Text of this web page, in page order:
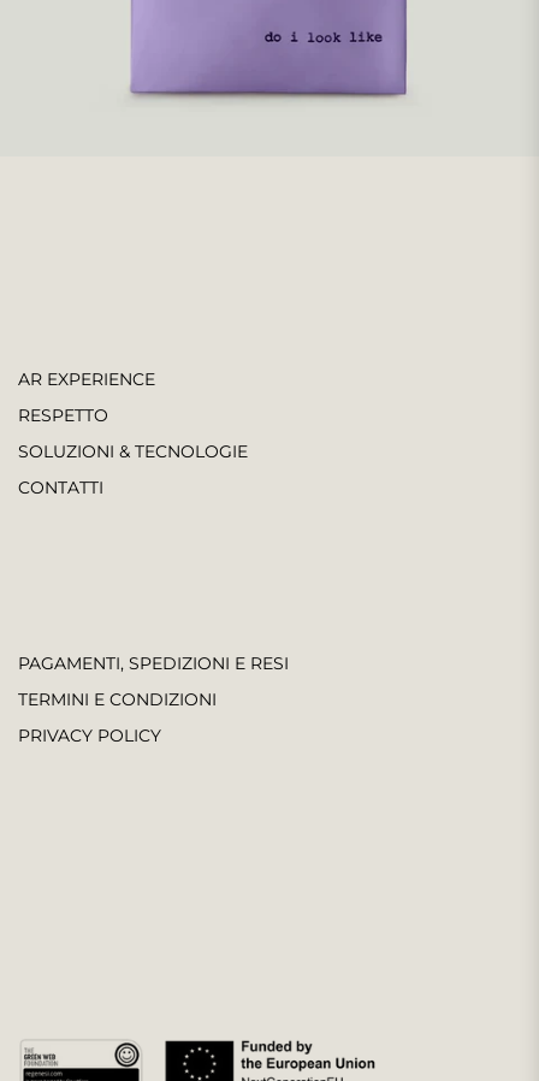
AR EXPERIENCE
RESPETTO
SOLUZIONI & TECNOLOGIE
CONTATTI
PAGAMENTI, SPEDIZIONI E RESI
TERMINI E CONDIZIONI
PRIVACY POLICY